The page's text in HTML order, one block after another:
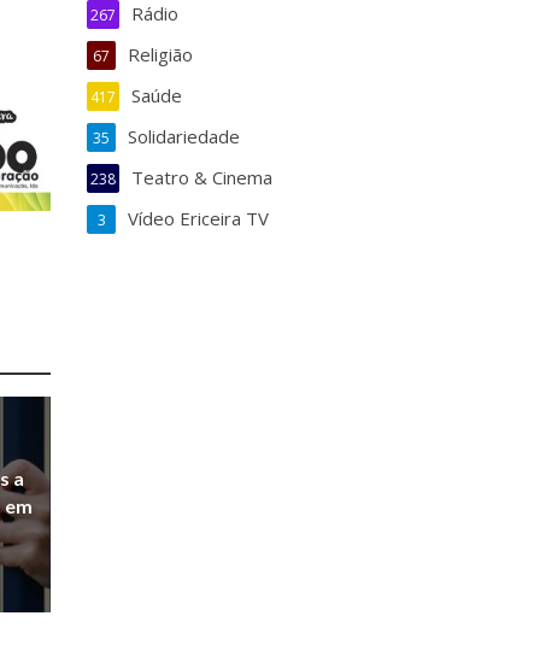
a
Rádio
267
Religião
67
Saúde
417
Solidariedade
35
Teatro & Cinema
238
Vídeo Ericeira TV
3